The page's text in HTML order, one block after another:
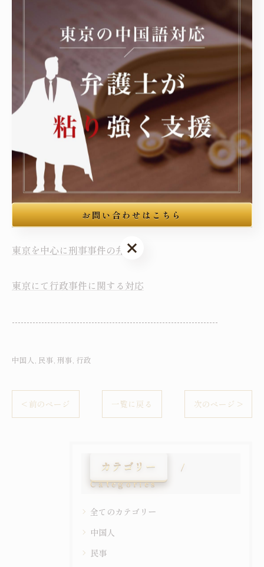
弊所では複雑な在留特別許可が認められた実績や、入
管に対する行政訴訟の豊富な経験がありますので、在留
資格を守りたい方は安心してご相談ください。
----------------------------------------------------------------------
舟渡国際法律事務所
住所 : 東京都豊島区高田3丁目4-10布施ビル本館3階
電話番号 :050-7587-4639
東京にて中国人の方をサポート
東京を中心に民事事件に対応
東京を中心に刑事事件の弁護
東京にて行政事件に関する対応
----------------------------------------------------------------------
中国人 民事 刑事 行政
< 前のページ 一覧に戻る 次のページ >
カテゴリー
Categories
全てのカテゴリー
中国人
民事
お問い合わせはこちら
お問い合わせはこちら